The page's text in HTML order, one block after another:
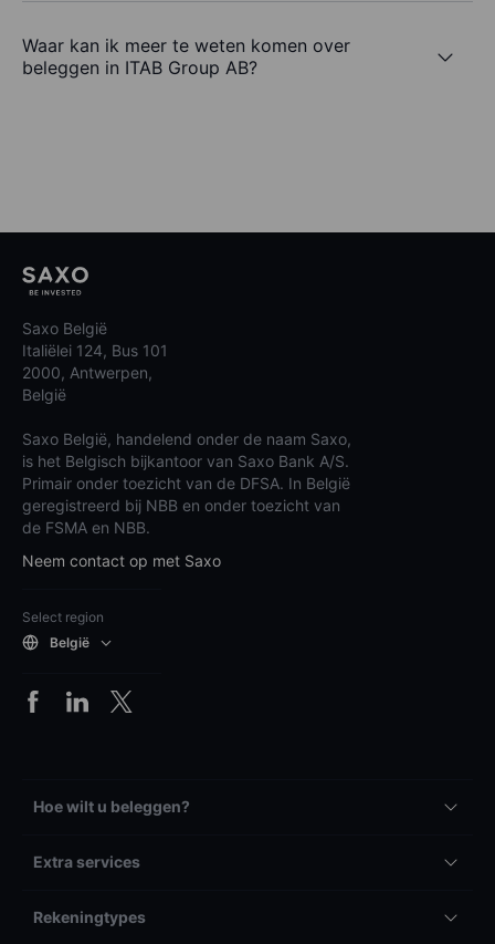
Waar kan ik meer te weten komen over
beleggen in ITAB Group AB?
Saxo België
Italiëlei 124, Bus 101
2000, Antwerpen,
België
Saxo België, handelend onder de naam Saxo,
is het Belgisch bijkantoor van Saxo Bank A/S.
Primair onder toezicht van de DFSA. In België
geregistreerd bij NBB en onder toezicht van
de FSMA en NBB.
Neem contact op met Saxo
Select region
België
Hoe wilt u beleggen?
Extra services
Rekeningtypes